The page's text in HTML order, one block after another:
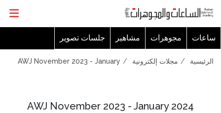
ساعات مجوهرات مشاهير جلسات تصوير
الرئيسية مجلات إلكترونية AWJ November 2023 - January
AWJ November 2023 - January 2024